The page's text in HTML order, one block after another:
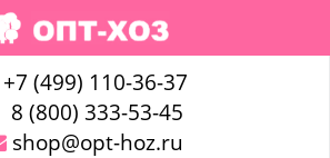
(499) 110-36-37
8 (800) 333-53-45
shop@opt-hoz.ru